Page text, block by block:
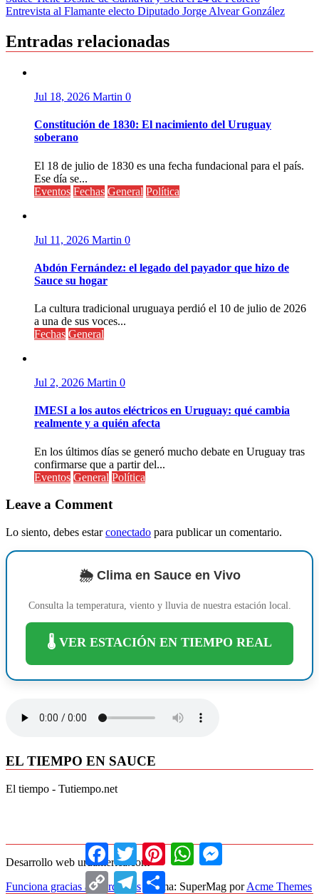
de
entradas
Entrevista al Flamante electo Diputado Jorge Alvear González
Entradas relacionadas
Jul 18, 2026 Martin 0
Constitución de 1830: El nacimiento del Uruguay
soberano
El 18 de julio de 1830 es una fecha fundacional para el país.
Ese día se...
Eventos Fechas General Política
Jul 11, 2026 Martin 0
Abdón Fernández: el legado del payador que hizo de
Sauce su hogar
La cultura tradicional uruguaya perdió el 10 de julio de 2026
a una de sus voces...
Fechas General
Jul 2, 2026 Martin 0
IMESI a los autos eléctricos en Uruguay: qué cambia
realmente y a quién afecta
En los últimos días se generó mucho debate en Uruguay tras
confirmarse que a partir del...
Eventos General Política
Leave a Comment
Lo siento, debes estarconectado para publicar un comentario.
🌦️ Clima en Sauce en Vivo
Consulta la temperatura, viento y lluvia de nuestra estación local.
🌡️ VER ESTACIÓN EN TIEMPO REAL
EL TIEMPO EN SAUCE
El tiempo - Tutiempo.net
Desarrollo web uruamerica.com
Funciona gracias a WordPress |Tema: SuperMag porAcme Themes
FacebookTwitterPinterestWhatsAppMessenger
Copy
Link
Telegram